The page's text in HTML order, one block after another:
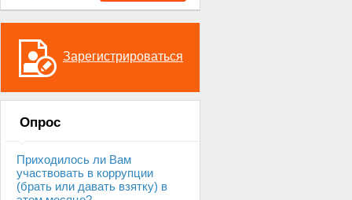
Зарегистрироваться
Опрос
Приходилось ли Вам
участвовать в коррупции
(брать или давать взятку) в